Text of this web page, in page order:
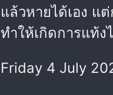
แล้วหายได้เอง แ
ทำให้เกิดการแท้
Friday 4 July